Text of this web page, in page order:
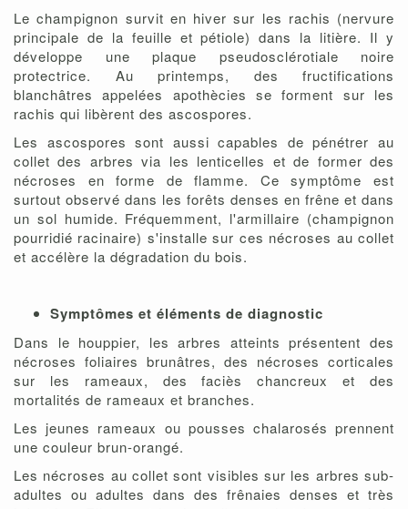
Le champignon survit en hiver sur les rachis (nervure
principale de la feuille et pétiole) dans la litière. Il y
développe une plaque pseudosclérotiale noire
protectrice. Au printemps, des fructifications
blanchâtres appelées apothècies se forment sur les
rachis qui libèrent des ascospores.
Les ascospores sont aussi capables de pénétrer au
collet des arbres via les lenticelles et de former des
nécroses en forme de flamme. Ce symptôme est
surtout observé dans les forêts denses en frêne et dans
un sol humide. Fréquemment, l'armillaire (champignon
pourridié racinaire) s'installe sur ces nécroses au collet
et accélère la dégradation du bois.
Symptômes et éléments de diagnostic
Dans le houppier, les arbres atteints présentent des
nécroses foliaires brunâtres, des nécroses corticales
sur les rameaux, des faciès chancreux et des
mortalités de rameaux et branches.
Les jeunes rameaux ou pousses chalarosés prennent
une couleur brun-orangé.
Les nécroses au collet sont visibles sur les arbres sub-
adultes ou adultes dans des frênaies denses et très